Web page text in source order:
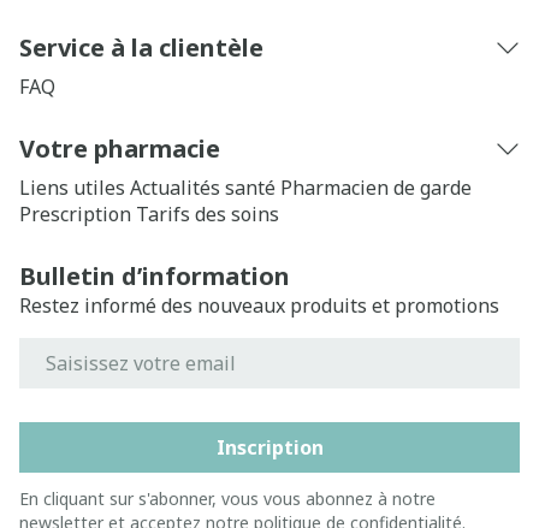
Service à la clientèle
FAQ
Votre pharmacie
Liens utiles Actualités santé Pharmacien de garde
Prescription Tarifs des soins
Bulletin d’information
Restez informé des nouveaux produits et promotions
Inscription
En cliquant sur s'abonner, vous vous abonnez à notre
newsletter et acceptez notre politique de confidentialité.